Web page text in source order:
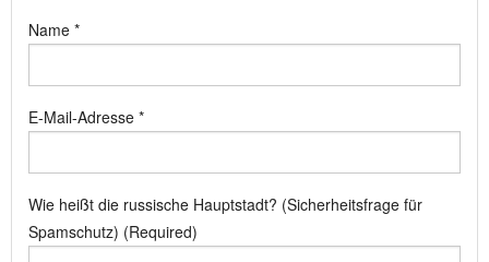
Name *
E-Mail-Adresse *
Wie heißt die russische Hauptstadt? (Sicherheitsfrage für
Spamschutz) (Required)